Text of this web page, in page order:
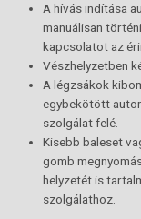
A hívás indítása
manuálisan
kapcsolatot az
Vészhelyzetben
A légzsákok
egybekötött
szolgálat felé.
Kisebb baleset
gomb
helyzetét is
szolgálathoz.